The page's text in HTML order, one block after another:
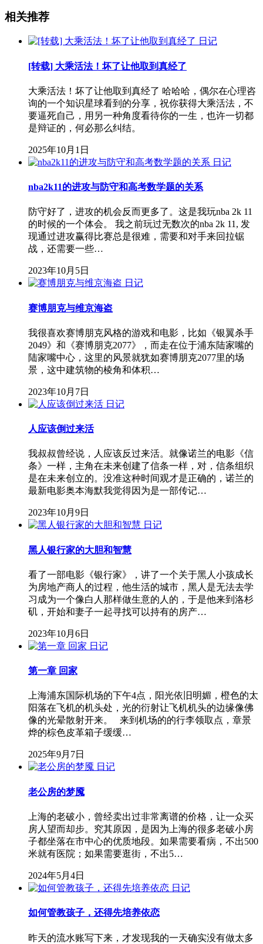
相关推荐
日记
[转载] 大乘活法！坏了让他取到真经了
大乘活法！坏了让他取到真经了 哈哈哈，偶尔在心理咨
询的一个知识星球看到的分享，祝你获得大乘活法，不
要逼死自己，用另一种角度看待你的一生，也许一切都
是辩证的，何必那么纠结。
2025年10月1日
日记
nba2k11的进攻与防守和高考数学题的关系
防守好了，进攻的机会反而更多了。这是我玩nba 2k 11
的时候的一个体会。 我之前玩过无数次的nba 2k 11, 发
现通过进攻赢得比赛总是很难，需要和对手来回拉锯
战，还需要一些…
2023年10月5日
日记
赛博朋克与维京海盗
我很喜欢赛博朋克风格的游戏和电影，比如《银翼杀手
2049》和《赛博朋克2077》，而走在位于浦东陆家嘴的
陆家嘴中心，这里的风景就犹如赛博朋克2077里的场
景，这中建筑物的棱角和体积…
2023年10月7日
日记
人应该倒过来活
我叔叔曾经说，人应该反过来活。就像诺兰的电影《信
条》一样，主角在未来创建了信条一样，对，信条组织
是在未来创立的。没准这种时间观才是正确的，诺兰的
最新电影奥本海默我觉得因为是一部传记…
2023年10月9日
日记
黑人银行家的大胆和智慧
看了一部电影《银行家》，讲了一个关于黑人小孩成长
为房地产商人的过程，他生活的城市，黑人是无法去学
习成为一个像白人那样做生意的人的，于是他来到洛杉
矶，开始和妻子一起寻找可以持有的房产…
2023年10月6日
日记
第一章 回家
上海浦东国际机场的下午4点，阳光依旧明媚，橙色的太
阳落在飞机的机头处，光的衍射让飞机机头的边缘像佛
像的光晕散射开来。 来到机场的的行李领取点，章景
烨的棕色皮革箱子缓缓…
2025年9月7日
日记
老公房的梦魇
上海的老破小，曾经卖出过非常离谱的价格，让一众买
房人望而却步。究其原因，是因为上海的很多老破小房
子都坐落在市中心的优质地段。如果需要看病，不出500
米就有医院；如果需要逛街，不出5…
2024年5月4日
日记
如何管教孩子，还得先培养依恋
昨天的流水账写下来，才发现我的一天确实没有做太多